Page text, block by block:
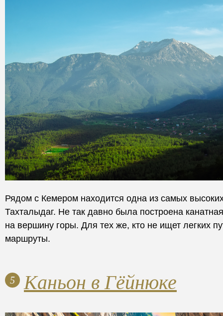
Рядом с Кемером находится одна из самых
Тахталыдаг. Не так давно была построена
на вершину горы. Для тех же, кто не ищет легких
маршруты.
5 Каньон в Гёйнюке